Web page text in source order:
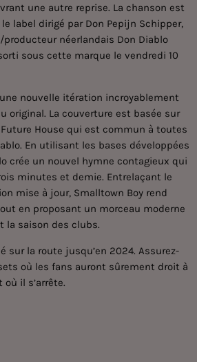
une autre reprise. La chanson est
le label dirigé par Don Pepijn Schipper,
producteur néerlandais Don Diablo
sous cette marque le vendredi 10
nouvelle itération incroyablement
original. La couverture est basée sur
House qui est commun à toutes
En utilisant les bases développées
crée un nouvel hymne contagieux qui
minutes et demie. Entrelaçant le
mise à jour, Smalltown Boy rend
en proposant un morceau moderne
la saison des clubs.
sur la route jusqu’en 2024. Assurez-
où les fans auront sûrement droit à
il s’arrête.